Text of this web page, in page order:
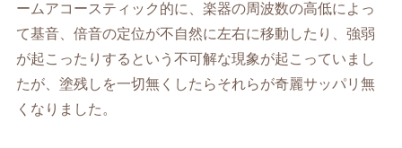
ームアコースティック的に、楽器の周波数の高低によっ
て基音、倍音の定位が不自然に左右に移動したり、強弱
が起こったりするという不可解な現象が起こっていまし
たが、塗残しを一切無くしたらそれらが奇麗サッパリ無
くなりました。